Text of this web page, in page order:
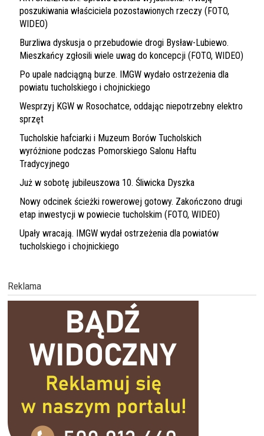
poszukiwania właściciela pozostawionych rzeczy (FOTO,
WIDEO)
Burzliwa dyskusja o przebudowie drogi Bysław-Lubiewo.
Mieszkańcy zgłosili wiele uwag do koncepcji (FOTO, WIDEO)
Po upale nadciągną burze. IMGW wydało ostrzeżenia dla
powiatu tucholskiego i chojnickiego
Wesprzyj KGW w Rosochatce, oddając niepotrzebny elektro
sprzęt
Tucholskie hafciarki i Muzeum Borów Tucholskich
wyróżnione podczas Pomorskiego Salonu Haftu
Tradycyjnego
Już w sobotę jubileuszowa 10. Śliwicka Dyszka
Nowy odcinek ścieżki rowerowej gotowy. Zakończono drugi
etap inwestycji w powiecie tucholskim (FOTO, WIDEO)
Upały wracają. IMGW wydał ostrzeżenia dla powiatów
tucholskiego i chojnickiego
Reklama